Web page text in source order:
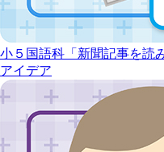
小５国語科「新聞記事を読
アイデア